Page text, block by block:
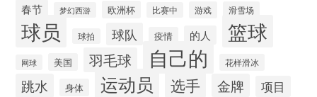
春节 梦幻西游 欧洲杯 比赛中 游戏 滑雪场
球员 球拍 球队 疫情 的人 篮球
网球 美国 羽毛球 自己的 花样滑冰
跳水 身体 运动员 选手 金牌 项目